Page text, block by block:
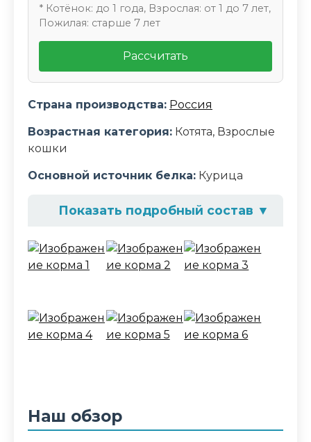
* Котёнок: до 1 года, Взрослая: от 1 до 7 лет,
Пожилая: старше 7 лет
Рассчитать
Страна производства: Россия
Возрастная категория: Котята, Взрослые
кошки
Основной источник белка: Курица
Показать подробный состав ▼
Состав корма
Дегидрированное мясо курицы 27%,
чечевица зеленая, кукурузный белок,
гидролизованные мясные белки,
корень цикория, пробиотики
Наш обзор